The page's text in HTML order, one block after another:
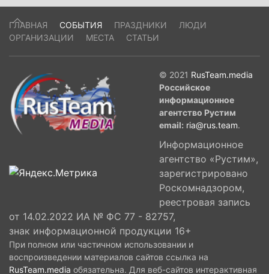
ГЛАВНАЯ СОБЫТИЯ ПРАЗДНИКИ
ЛЮДИ
ОРГАНИЗАЦИИ
МЕСТА СТАТЬИ
© 2021 RusTeam.media
Российское
информационное
агентство Рустим
email: ria@rus.team.
Информационное
агентство «Рустим»,
зарегистрировано
Роскомнадзором,
реестровая запись
от 14.02.2022 ИА № ФС 77 - 82757,
знак информационной продукции 16+
При полном или частичном использовании и
воспроизведении материалов сайтов ссылка на
RusTeam.media обязательна. Для веб-сайтов интерактивная